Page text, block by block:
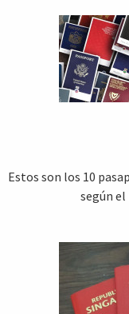
Estos son los 10
según el